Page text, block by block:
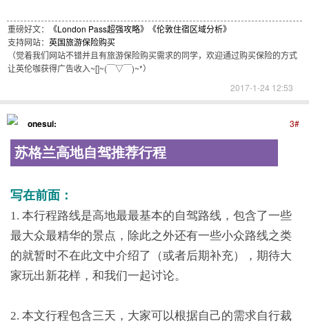
重磅好文： 《London Pass超强攻略》
《伦敦住宿区域分析》
支持网站： 英国旅游保险购买
（觉着我们网站不错并且有旅游保险购买需求的同学，欢迎通过购买保险的方式
让英伦咖获得广告收入~[]~(￣▽￣)~*）
2017-1-24 12:53
3#
onesui:
苏格兰高地自驾推荐行程
写在前面：
1. 本行程路线是高地最最基本的自驾路线，包含了一些
最大众最精华的景点，除此之外还有一些小众路线之类
的就暂时不在此文中介绍了（或者后期补充），期待大
家玩出新花样，和我们一起讨论。
2. 本文行程包含三天，大家可以根据自己的需求自行裁